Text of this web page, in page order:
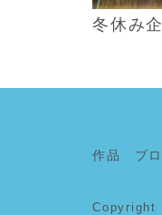
冬休み
作品 ブ
Copyright